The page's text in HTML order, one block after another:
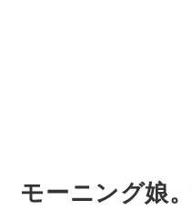
モーニング娘